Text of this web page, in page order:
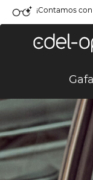
¡Contamos